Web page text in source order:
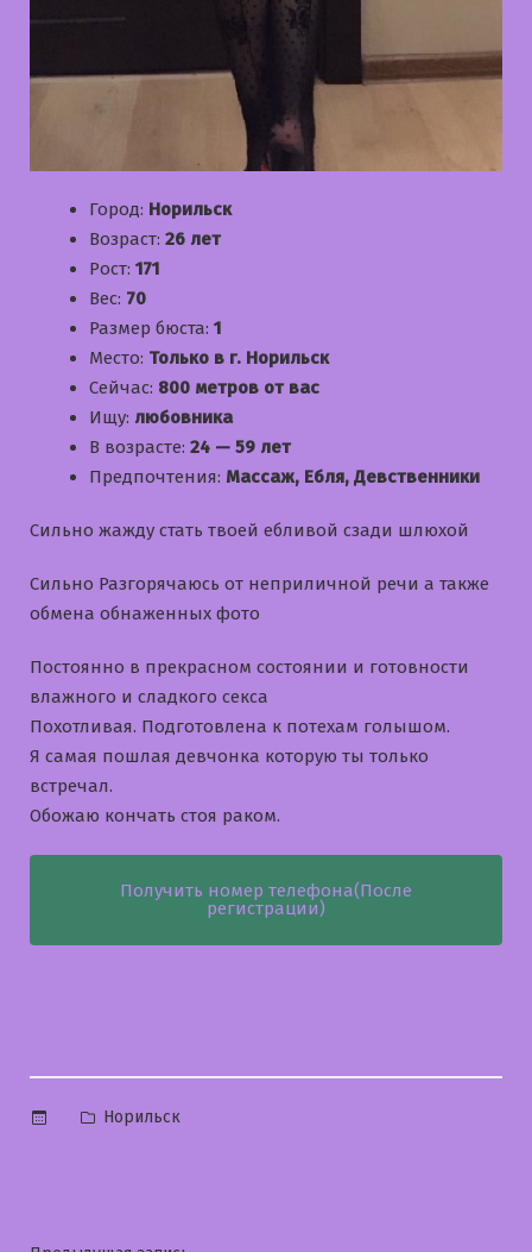
Город: Норильск
Возраст: 26 лет
Рост: 171
Вес: 70
Размер бюста: 1
Место: Только в г. Норильск
Сейчас: 800 метров от вас
Ищу: любовника
В возрасте: 24 — 59 лет
Предпочтения: Массаж, Ебля, Девственники
Сильно жажду стать твоей ебливой сзади шлюхой
Сильно Разгорячаюсь от неприличной речи а также
обмена обнаженных фото
Постоянно в прекрасном состоянии и готовности
влажного и сладкого секса
Похотливая. Подготовлена к потехам голышом.
Я самая пошлая девчонка которую ты только
встречал.
Обожаю кончать стоя раком.
Получить номер телефона(После
регистрации)
Опубликовано
Норильск